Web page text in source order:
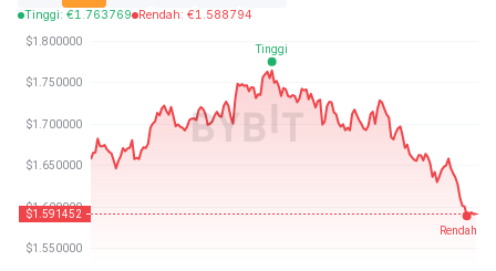
Tinggi: €1.763769 Rendah: €1.588794
Rekor Tertinggi (ATH)